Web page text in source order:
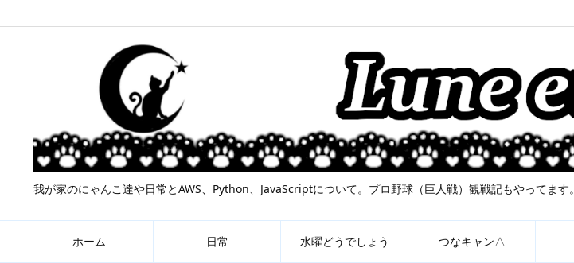
我が家のにゃんこ達や日常とAWS、Python、JavaScriptについて。プロ野球（巨人戦）観戦記もやってます。
ホーム 日常 水曜どうでしょう つなキャン△